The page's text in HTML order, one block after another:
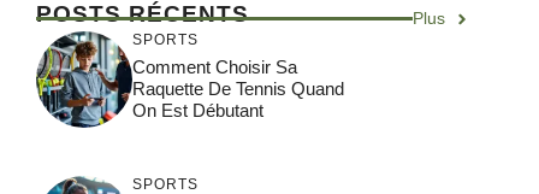
POSTS RÉCENTS Plus
SPORTS
Comment Choisir Sa
Raquette De Tennis Quand
On Est Débutant
SPORTS